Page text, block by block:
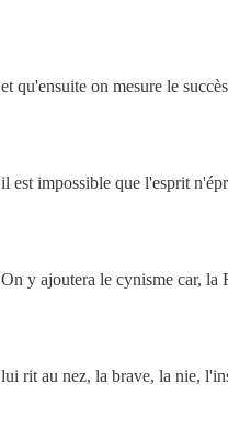
et qu'ensuite on mesure le
il est impossible que l'esprit
On y ajoutera le cynisme car, la
lui rit au nez, la brave, la nie,